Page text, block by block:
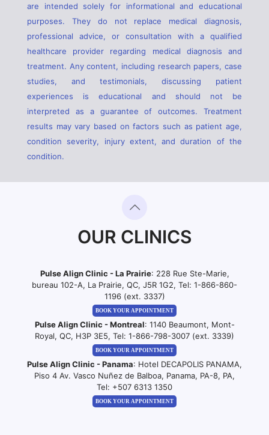
are intended solely for informational and educational
purposes. They do not replace medical diagnosis,
professional advice, or consultation with a qualified
healthcare provider regarding medical diagnosis and
treatment. Any content, including research papers, case
studies, and testimonials, discussing patient
experiences is educational and should not be
interpreted as a guarantee of outcomes. Treatment
results may vary based on factors such as patient age,
condition severity, injury extent, and duration of the
condition.
OUR CLINICS
Pulse Align Clinic - La Prairie: 228 Rue Ste-Marie,
bureau 102-A, La Prairie, QC, J5R 1G2, Tel: 1-866-860-
1196 (ext. 3337)
BOOK YOUR APPOINTMENT
Pulse Align Clinic - Montreal: 1140 Beaumont, Mont-
Royal, QC, H3P 3E5, Tel: 1-866-798-3007 (ext. 3339)
BOOK YOUR APPOINTMENT
Pulse Align Clinic - Panama: Hotel DECAPOLIS PANAMA,
Piso 4 Av. Vasco Nuñez de Balboa, Panama, PA-8, PA,
Tel: +507 6313 1350
BOOK YOUR APPOINTMENT